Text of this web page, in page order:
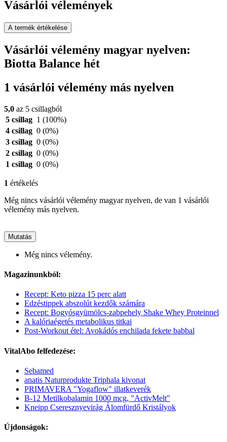
Vásárlói vélemények
A termék értékelése
Vásárlói vélemény magyar nyelven:
Biotta Balance hét
1 vásárlói vélemény más nyelven
5,0 az 5 csillagból
5 csillag 1 (100%)
4 csillag 0 (0%)
3 csillag 0 (0%)
2 csillag 0 (0%)
1 csillag 0 (0%)
1 értékelés
Még nincs vásárlói vélemény magyar nyelven, de van 1 vásárlói
vélemény más nyelven.
Mutatás
Még nincs vélemény.
Magazinunkból:
Recept: Keto pizza 15 perc alatt
Edzéstippek abszolút kezdők számára
Recept: Bogyósgyümölcs-zabpehely Shake Whey Proteinnel
A kalóriaégetés metabolikus titkai
Post-Workout étel: Avokádós enchilada fekete babbal
VitalAbo felfedezése:
Sebamed
anatis Naturprodukte Triphala kivonat
PRIMAVERA "Yogaflow" illatkeverék
B-12 Metilkobalamin 1000 mcg, "ActivMelt"
Kneipp Cseresznyevirág Álomfürdő Kristályok
Újdonságok: